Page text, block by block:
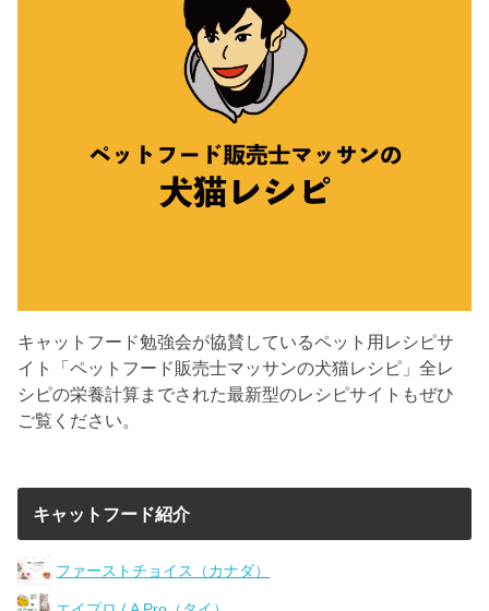
キャットフード勉強会が協賛しているペット用レシピサ
イト「ペットフード販売士マッサンの犬猫レシピ」全レ
シピの栄養計算までされた最新型のレシピサイトもぜひ
ご覧ください。
キャットフード紹介
ファーストチョイス（カナダ）